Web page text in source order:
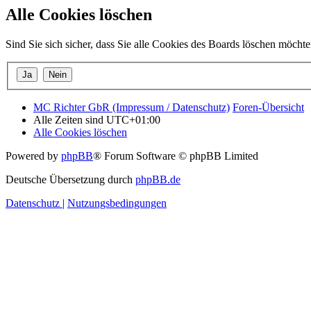
Alle Cookies löschen
Sind Sie sich sicher, dass Sie alle Cookies des Boards löschen
MC Richter GbR (Impressum / Datenschutz) Foren-Übersicht
Alle Zeiten sind UTC+01:00
Alle Cookies löschen
Powered by phpBB® Forum Software © phpBB Limited
Deutsche Übersetzung durch phpBB.de
Datenschutz | Nutzungsbedingungen